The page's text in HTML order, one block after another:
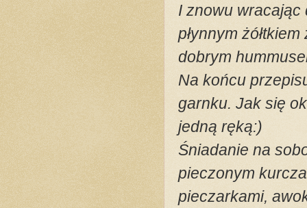
I znowu wracając
płynnym
dobrym
Na końcu
garnku. Jak się
jedną ręką:)
Śniadanie na
pieczonym
pieczarkami,